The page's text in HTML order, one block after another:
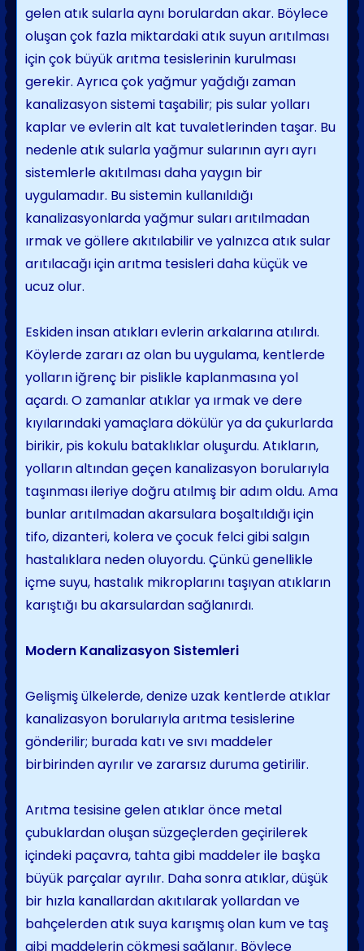
gelen atık sularla aynı borulardan akar. Böylece
oluşan çok fazla miktardaki atık suyun arıtılması
için çok büyük arıtma tesislerinin kurulması
gerekir. Ayrıca çok yağmur yağdığı zaman
kanalizasyon sistemi taşabilir; pis sular yolları
kaplar ve evlerin alt kat tuvaletlerinden taşar. Bu
nedenle atık sularla yağmur sularının ayrı ayrı
sistemlerle akıtılması daha yaygın bir
uygulamadır. Bu sistemin kullanıldığı
kanalizasyonlarda yağ­mur suları arıtılmadan
ırmak ve göllere akıtılabilir ve yalnızca atık sular
arıtılacağı için arıtma tesisleri daha küçük ve
ucuz olur.
Eskiden insan atıkları evlerin arkalarına atılırdı.
Köylerde zararı az olan bu uygulama, kentlerde
yolların iğrenç bir pislikle kaplan­masına yol
açardı. O zamanlar atıklar ya ırmak ve dere
kıyılarındaki yamaçlara dökü­lür ya da çukurlarda
birikir, pis kokulu bataklıklar oluşurdu. Atıkların,
yolların altın­dan geçen kanalizasyon borularıyla
taşınması ileriye doğru atılmış bir adım oldu. Ama
bunlar arıtılmadan akarsulara boşaltıldığı için
tifo, dizanteri, kolera ve çocuk felci gibi salgın
hastalıklara neden oluyordu. Çünkü genellik­le
içme suyu, hastalık mikroplarını taşıyan atıkların
karıştığı bu akarsulardan sağlanırdı.
Modern Kanalizasyon Sistemleri
Gelişmiş ülkelerde, denize uzak kentlerde atıklar
kanalizasyon borularıyla arıtma tesis­lerine
gönderilir; burada katı ve sıvı maddeler
birbirinden ayrılır ve zararsız duruma geti­rilir.
Arıtma tesisine gelen atıklar önce metal
çubuklardan oluşan süzgeçlerden geçirilerek
içindeki paçavra, tahta gibi maddeler ile başka
büyük parçalar ayrılır. Daha sonra atıklar, düşük
bir hızla kanallardan akıtılarak yollardan ve
bahçelerden atık suya karışmış olan kum ve taş
gibi maddelerin çökmesi sağlanır. Böylece